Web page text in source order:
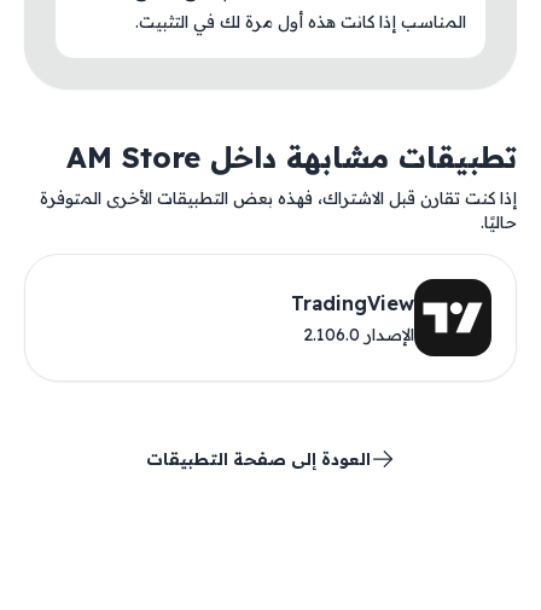
المناسب إذا كانت هذه أول مرة لك في التثبيت.
تطبيقات مشابهة داخل AM Store
إذا كنت تقارن قبل الاشتراك، فهذه بعض التطبيقات الأخرى المتوفرة
حاليًا.
TradingView
الإصدار 2.106.0
العودة إلى صفحة التطبيقات